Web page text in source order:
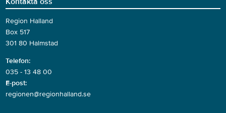
Region Halland
Box 517
301 80 Halmstad
Telefon:
035 - 13 48 00
E-post:
regionen@regionhalland.se